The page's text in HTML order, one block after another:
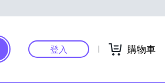
登入 購物車